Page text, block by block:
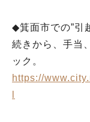
◆箕面市での”引
続きから、手当
ック。
https://